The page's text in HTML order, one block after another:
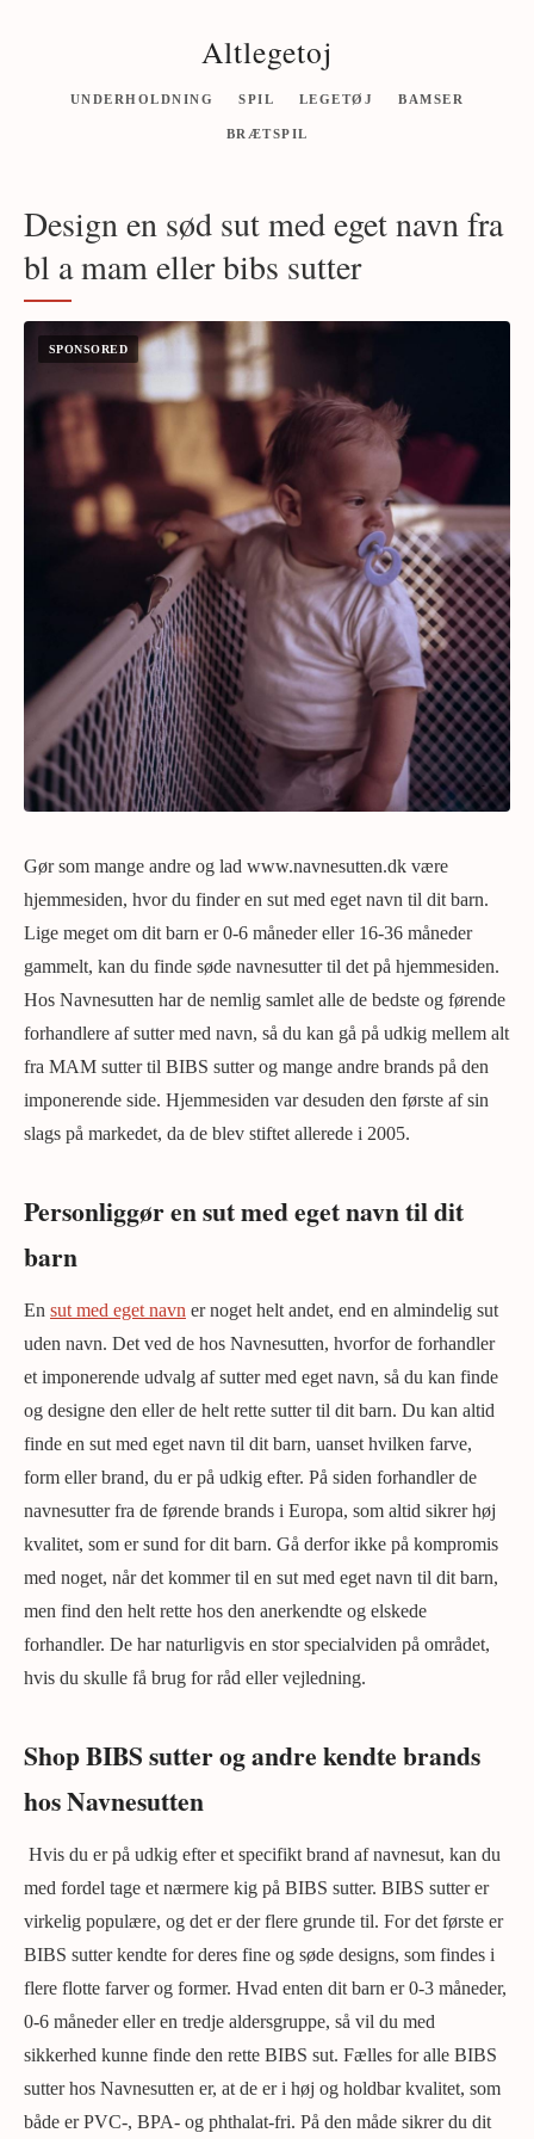
Altlegetoj
UNDERHOLDNING SPIL LEGETØJ BAMSER
BRÆTSPIL
Design en sød sut med eget navn fra
bl a mam eller bibs sutter
Gør som mange andre og lad www.navnesutten.dk være
hjemmesiden, hvor du finder en sut med eget navn til dit barn.
Lige meget om dit barn er 0-6 måneder eller 16-36 måneder
gammelt, kan du finde søde navnesutter til det på hjemmesiden.
Hos Navnesutten har de nemlig samlet alle de bedste og førende
forhandlere af sutter med navn, så du kan gå på udkig mellem alt
fra MAM sutter til BIBS sutter og mange andre brands på den
imponerende side. Hjemmesiden var desuden den første af sin
slags på markedet, da de blev stiftet allerede i 2005.
Personliggør en sut med eget navn til dit
barn
En sut med eget navn er noget helt andet, end en almindelig sut
uden navn. Det ved de hos Navnesutten, hvorfor de forhandler
et imponerende udvalg af sutter med eget navn, så du kan finde
og designe den eller de helt rette sutter til dit barn. Du kan altid
finde en sut med eget navn til dit barn, uanset hvilken farve,
form eller brand, du er på udkig efter. På siden forhandler de
navnesutter fra de førende brands i Europa, som altid sikrer høj
kvalitet, som er sund for dit barn. Gå derfor ikke på kompromis
med noget, når det kommer til en sut med eget navn til dit barn,
men find den helt rette hos den anerkendte og elskede
forhandler. De har naturligvis en stor specialviden på området,
hvis du skulle få brug for råd eller vejledning.
Shop BIBS sutter og andre kendte brands
hos Navnesutten
Hvis du er på udkig efter et specifikt brand af navnesut, kan du
med fordel tage et nærmere kig på BIBS sutter. BIBS sutter er
virkelig populære, og det er der flere grunde til. For det første er
BIBS sutter kendte for deres fine og søde designs, som findes i
flere flotte farver og former. Hvad enten dit barn er 0-3 måneder,
0-6 måneder eller en tredje aldersgruppe, så vil du med
sikkerhed kunne finde den rette BIBS sut. Fælles for alle BIBS
sutter hos Navnesutten er, at de er i høj og holdbar kvalitet, som
både er PVC-, BPA- og phthalat-fri. På den måde sikrer du dit